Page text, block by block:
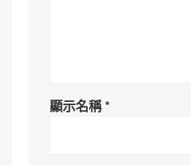
顯示名稱*